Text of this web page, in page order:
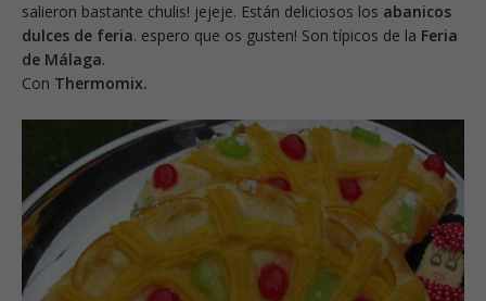
salieron bastante chulis! jejeje. Están deliciosos los abanicos
dulces de feria. espero que os gusten! Son típicos de la Feria
de Málaga.
Con Thermomix.